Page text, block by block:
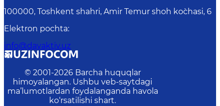
100000, Toshkent shahri, Amir Temur shoh ko`chasi, 6
Elektron pochta:
info@davaktiv.uz
© 2001-2026 Barcha huquqlar
himoyalangan. Ushbu veb-saytdagi
ma’lumotlardan foydalanganda havola
ko‘rsatilishi shart.